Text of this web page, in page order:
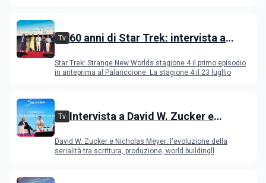
Tv 60 anni di Star Trek: intervista a
Romijn, Anson Mount
Star Trek: Strange New Worlds stagione 4 il primo episodio
in anteprima al Palariccione. La stagione 4 il 23 lugllio
Tv Intervista a David W. Zucker e
serialità internazionale
David W. Zucker e Nicholas Meyer: l'evoluzione della
serialità tra scrittura, produzione, world buildingll